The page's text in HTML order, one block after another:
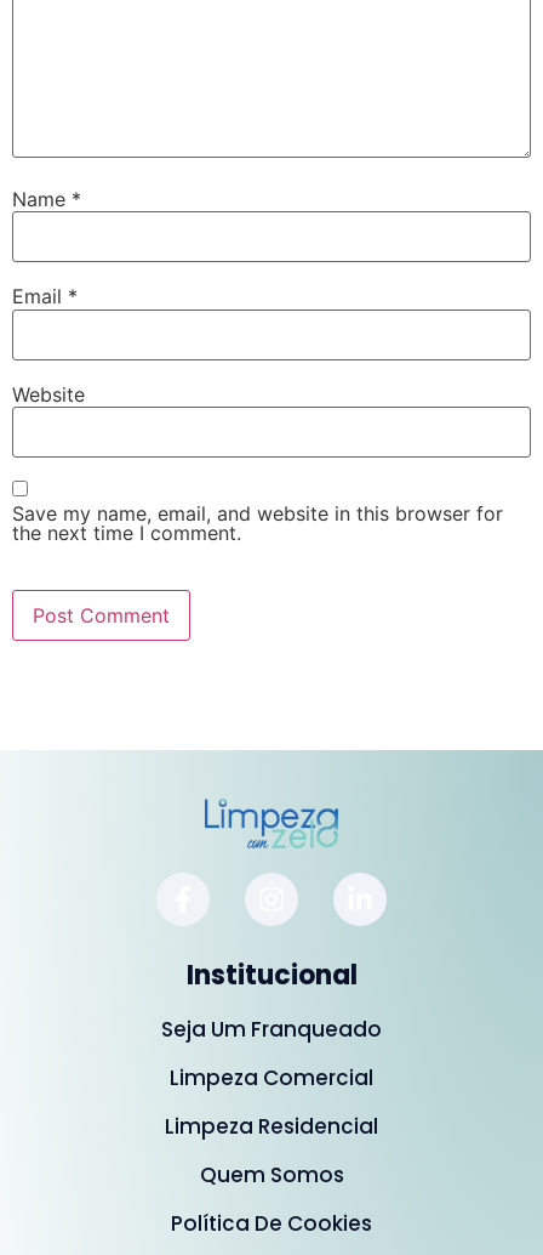
Name *
Email *
Website
Save my name, email, and website in this browser for
the next time I comment.
Institucional
Seja Um Franqueado
Limpeza Comercial
Limpeza Residencial
Quem Somos
Política De Cookies